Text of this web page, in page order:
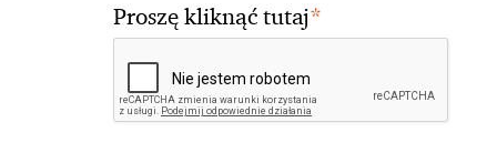
Proszę kliknąć tutaj*